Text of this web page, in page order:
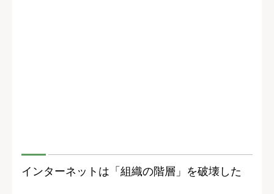
インターネットは「組織の階層」を破壊した